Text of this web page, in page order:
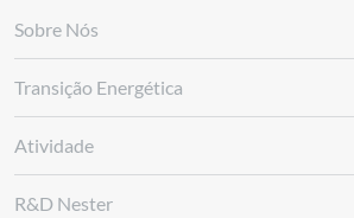
Sobre Nós
Transição Energética
Atividade
R&D Nester